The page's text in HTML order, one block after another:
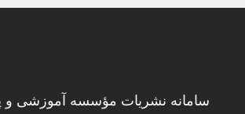
سامانه نشریات مؤسسه آموزشی و